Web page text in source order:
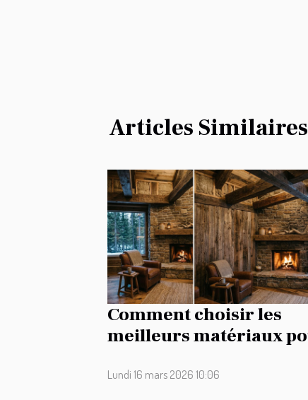
Articles Similaires
Comment choisir les
meilleurs matériaux
maison de campagne ?
Lundi 16 mars 2026 10:06